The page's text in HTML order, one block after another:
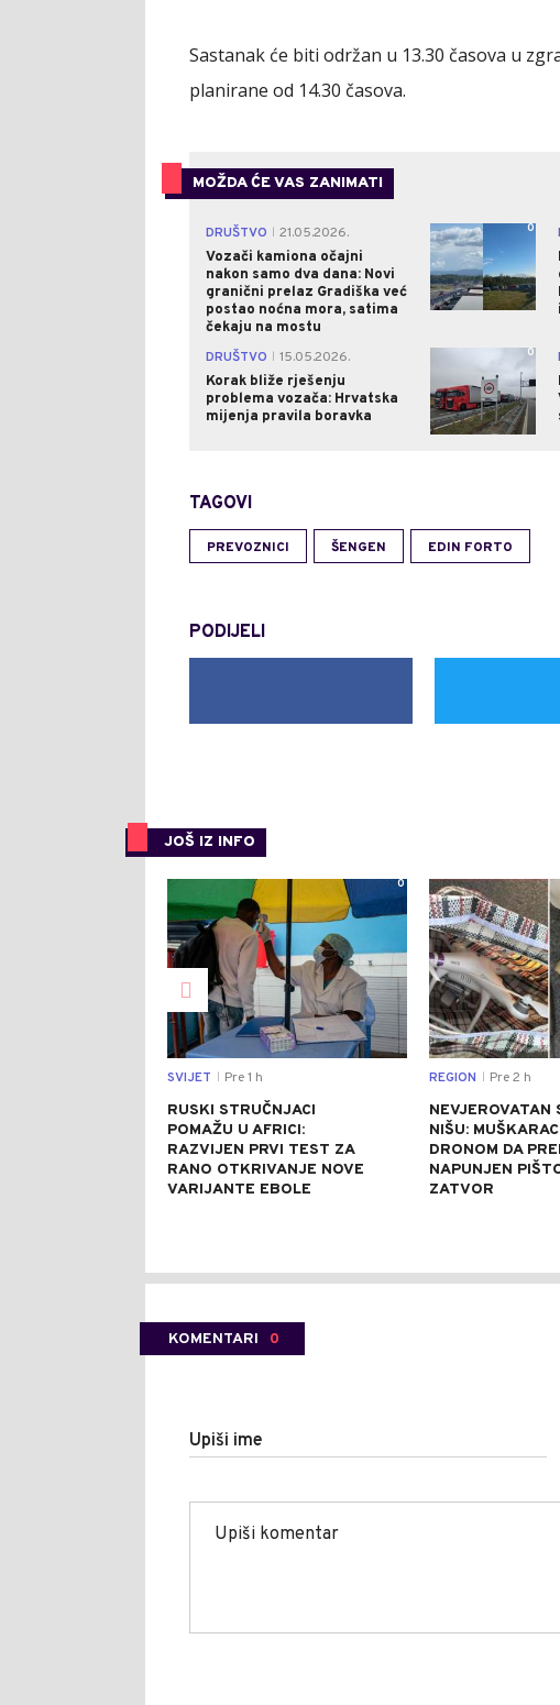
Sastanak će biti održan u 13.30 časova u
planirane od 14.30 časova.
MOŽDA ĆE VAS ZANIMATI
DRUŠTVO
21.05.2026.
Vozači kamiona očajni
nakon samo dva dana: Novi
granični prelaz Gradiška već
postao noćna mora, satima
čekaju na mostu
0
DRUŠTVO
15.05.2026.
Korak bliže rješenju
problema vozača: Hrvatska
mijenja pravila boravka
0
TAGOVI
PREVOZNICI ŠENGEN EDIN FORTO
PODIJELI
JOŠ IZ INFO
0
SVIJET Pre 1 h
RUSKI STRUČNJACI
POMAŽU U AFRICI:
RAZVIJEN PRVI TEST ZA
RANO OTKRIVANJE NOVE
VARIJANTE EBOLE
REGION Pre 2 h
NEVJEROVATAN
NIŠU:
DRONOM DA
NAPUNJEN
ZATVOR
KOMENTARI 0
Upiši ime